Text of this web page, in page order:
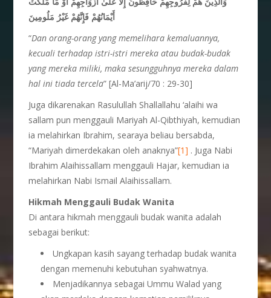
أَيْمَانُهُمْ فَإِنَّهُمْ غَيْرُ مَلُومِينَ
“Dan orang-orang yang memelihara kemaluannya,
kecuali terhadap istri-istri mereka atau budak-budak
yang mereka miliki, maka sesungguhnya mereka dalam
hal ini tiada tercela” [Al-Ma’arij/70 : 29-30]
Juga dikarenakan Rasulullah Shallallahu ‘alaihi wa
sallam pun menggauli Mariyah Al-Qibthiyah, kemudian
ia melahirkan Ibrahim, searaya beliau bersabda,
“Mariyah dimerdekakan oleh anaknya”[1] . Juga Nabi
Ibrahim Alaihissallam menggauli Hajar, kemudian ia
melahirkan Nabi Ismail Alaihissallam.
Hikmah Menggauli Budak Wanita
Di antara hikmah menggauli budak wanita adalah
sebagai berikut:
Ungkapan kasih sayang terhadap budak wanita
dengan memenuhi kebutuhan syahwatnya.
Menjadikannya sebagai Ummu Walad yang